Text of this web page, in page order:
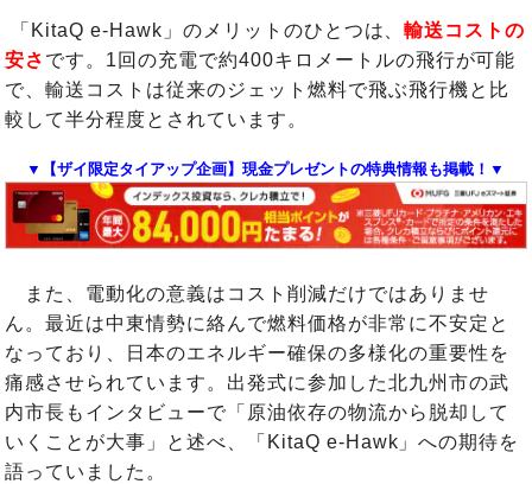
「KitaQ e-Hawk」のメリットのひとつは、輸送コストの
安さ です。1回の充電で約400キロメートルの飛行が可能
で、輸送コストは従来のジェット燃料で飛ぶ飛行機と比
較して半分程度とされています。
▼【ザイ限定タイアップ企画】現金プレゼントの特典情報も掲載！▼
また、電動化の意義はコスト削減だけではありませ
ん。最近は中東情勢に絡んで燃料価格が非常に不安定と
なっており、日本のエネルギー確保の多様化の重要性を
痛感させられています。出発式に参加した北九州市の武
内市長もインタビューで「原油依存の物流から脱却して
いくことが大事」と述べ、「KitaQ e-Hawk」への期待を
語っていました。